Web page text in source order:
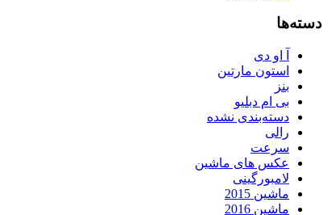
دسته‌ها
آ او دی
استون مارتین
بنز
بی ام دبلیو
دسته‌بندی نشده
رالی
سرعت
عکس های ماشین
لامبورگینی
ماشین 2015
ماشین 2016